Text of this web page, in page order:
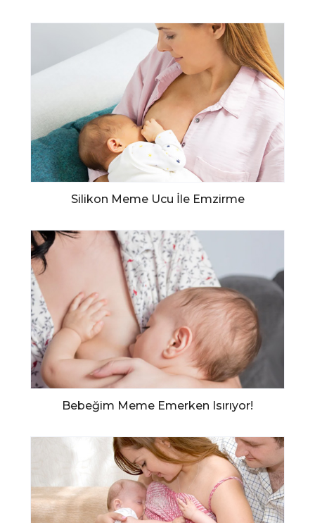
Silikon Meme Ucu İle Emzirme
Bebeğim Meme Emerken Isırıyor!